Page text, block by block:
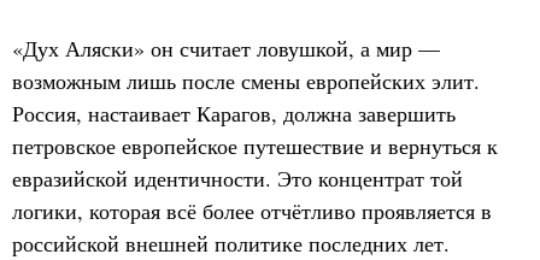
«Дух Аляски» он считает ловушкой, а мир —
возможным лишь после смены европейских элит.
Россия, настаивает Карагов, должна завершить
петровское европейское путешествие и вернуться к
евразийской идентичности. Это концентрат той
логики, которая всё более отчётливо проявляется в
российской внешней политике последних лет.